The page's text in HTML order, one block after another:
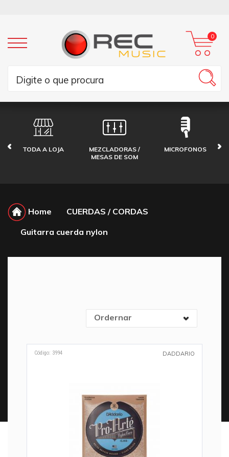
0
TODA A LOJA
MEZCLADORAS /
MESAS DE SOM
MICROFONOS
Home CUERDAS / CORDAS
Guitarra cuerda nylon
Ordernar
Código: 3994 DADDARIO